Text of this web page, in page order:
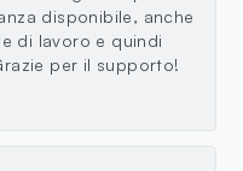
disponibile, anche
di lavoro e quindi
per il supporto!